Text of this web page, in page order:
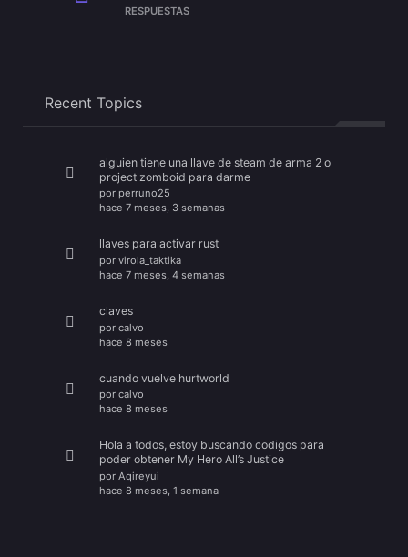
RESPUESTAS
Recent Topics
alguien tiene una llave de steam de arma 2 o
project zomboid para darme
por perruno25
hace 7 meses, 3 semanas
llaves para activar rust
por virola_taktika
hace 7 meses, 4 semanas
claves
por calvo
hace 8 meses
cuando vuelve hurtworld
por calvo
hace 8 meses
Hola a todos, estoy buscando codigos para
poder obtener My Hero All’s Justice
por Aqireyui
hace 8 meses, 1 semana